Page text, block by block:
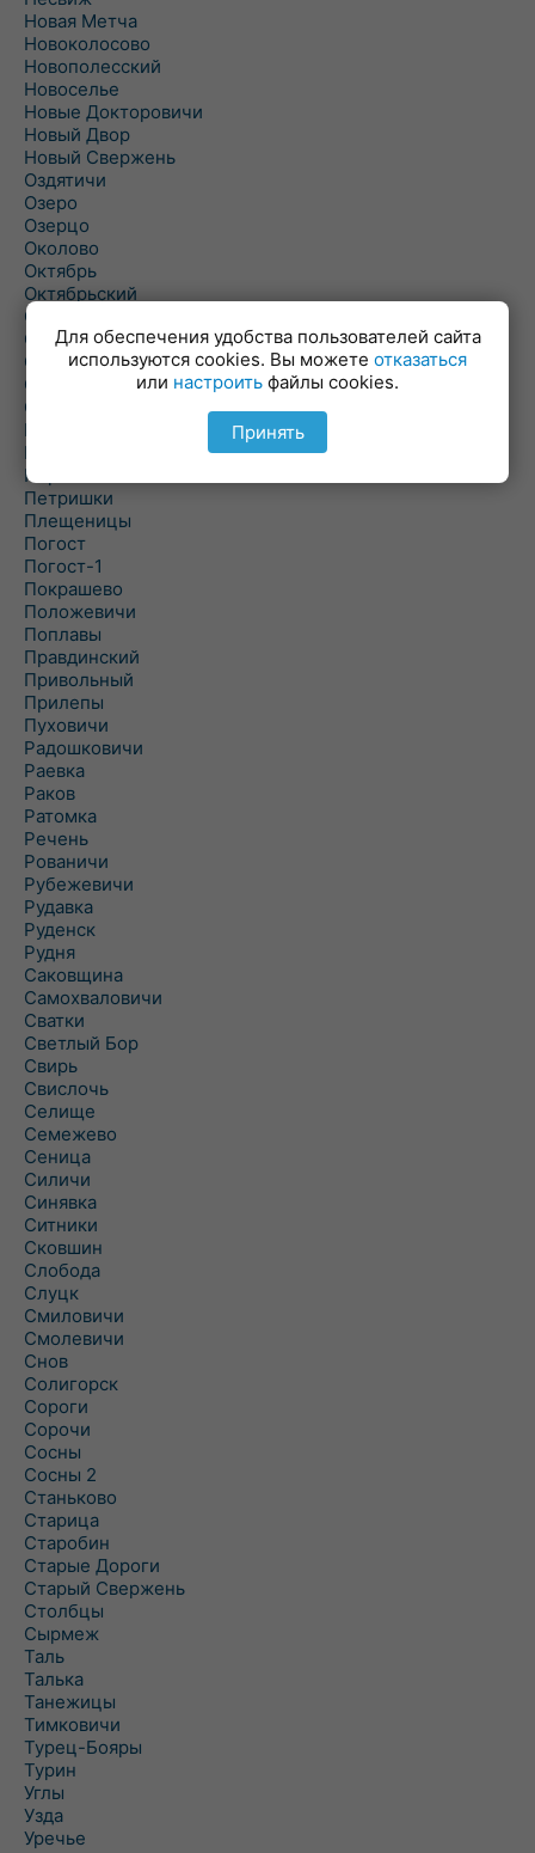
Новая Метча
Новоколосово
Новополесский
Новоселье
Новые Докторовичи
Новый Двор
Новый Свержень
Оздятичи
Озеро
Озерцо
Околово
Октябрь
Октябрьский
Олехновичи
Омговичи
Оношки
Осовец
Острошицкий Городок
Пасека
Пастовичи
Першаи
Петришки
Плещеницы
Погост
Погост-1
Покрашево
Положевичи
Поплавы
Правдинский
Привольный
Прилепы
Пуховичи
Радошковичи
Раевка
Раков
Ратомка
Речень
Рованичи
Рубежевичи
Рудавка
Руденск
Рудня
Саковщина
Самохваловичи
Сватки
Светлый Бор
Свирь
Свислочь
Селище
Семежево
Сеница
Силичи
Синявка
Ситники
Сковшин
Слобода
Слуцк
Смиловичи
Смолевичи
Снов
Солигорск
Сороги
Сорочи
Сосны
Сосны 2
Станьково
Старица
Старобин
Старые Дороги
Старый Свержень
Столбцы
Сырмеж
Таль
Талька
Танежицы
Тимковичи
Турец-Бояры
Турин
Углы
Узда
Уречье
Для обеспечения удобства пользователей сайта
используются cookies. Вы можете отказаться
или настроить файлы cookies.
Принять